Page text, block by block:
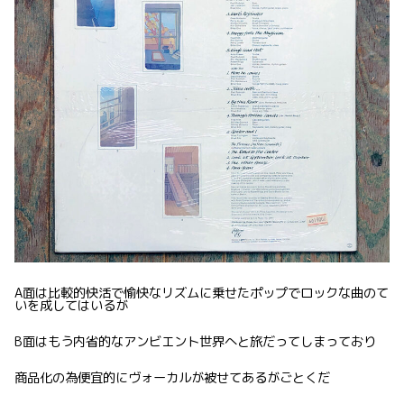
A面は比較的快活で愉快なリズムに乗せたポップでロックな曲のて
いを成してはいるが
B面はもう内省的なアンビエント世界へと旅だってしまっており
商品化の為便宜的にヴォーカルが被せてあるがごとくだ